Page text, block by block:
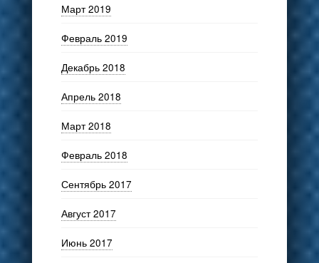
Март 2019
Февраль 2019
Декабрь 2018
Апрель 2018
Март 2018
Февраль 2018
Сентябрь 2017
Август 2017
Июнь 2017